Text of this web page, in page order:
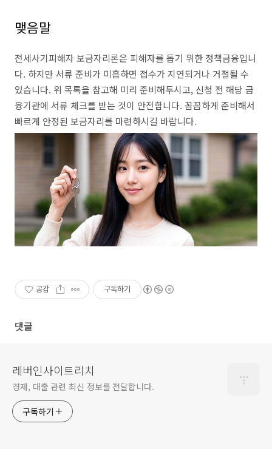
맺음말
전세사기피해자 보금자리론은 피해자를 돕기 위한 정책금융입니
다. 하지만 서류 준비가 미흡하면 접수가 지연되거나 거절될 수
있습니다. 위 목록을 참고해 미리 준비해두시고, 신청 전 해당 금
융기관에 서류 체크를 받는 것이 안전합니다. 꼼꼼하게 준비해서
빠르게 안정된 보금자리를 마련하시길 바랍니다.
공감 구독하기
댓글
레버인사이트리치
경제, 대출 관련 최신 정보를 전달합니다.
구독하기